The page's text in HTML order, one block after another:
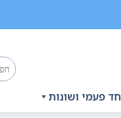
חד פעמי ושונות